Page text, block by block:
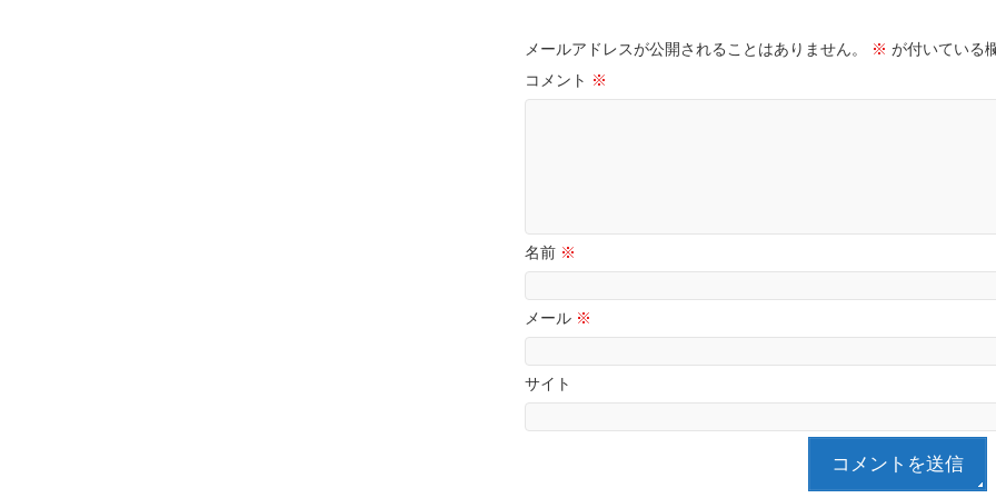
メールアドレスが公開されることはありません。 ※ が付いている
コメント ※
名前 ※
メール ※
サイト